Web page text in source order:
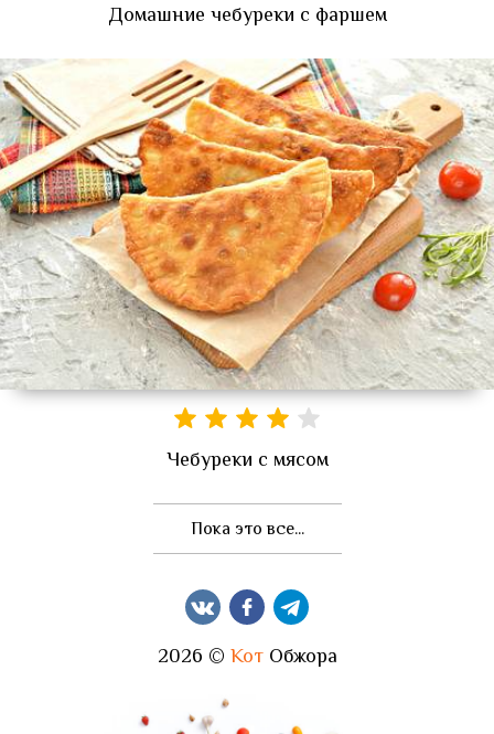
Домашние чебуреки с фаршем
Чебуреки с мясом
Пока это все...
2026 © КотОбжора